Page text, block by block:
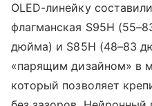
OLED-линейку
флагманская S95H
дюйма) и S85H (48–83
«парящим дизайном» в
который позволяет